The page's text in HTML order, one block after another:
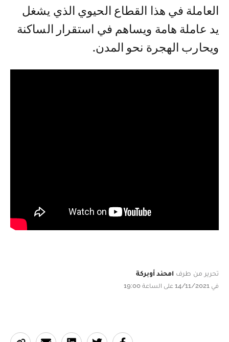
العاملة في هذا القطاع الحيوي الذي يشغل
يد عاملة هامة ويساهم في استقرار الساكنة
ويحارب الهجرة نحو المدن.
تحرير من طرف امحند أوبركة
في 14/11/2021 على الساعة 19:00